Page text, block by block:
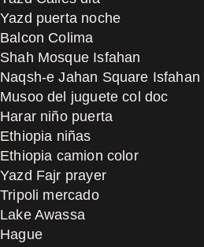
Yazd puerta noche
Balcon Colima
Shah Mosque Isfahan
Naqsh-e Jahan Square Isfahan
Musoo del juguete col doc
Harar niño puerta
Ethiopia niñas
Ethiopia camion color
Yazd Fajr prayer
Tripoli mercado
Lake Awassa
Hague